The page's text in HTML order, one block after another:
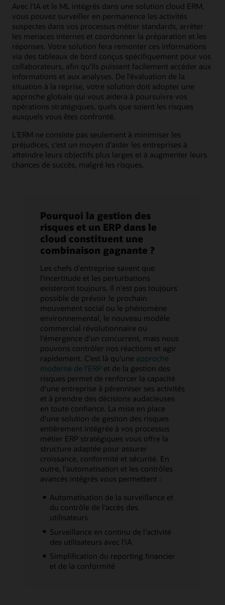
Avec l’IA et le ML intégrés dans une solution cloud ERM,
vous pouvez surveiller en permanence les activités
suspectes dans vos processus métier standards, arrêter
les menaces internes et coordonner la préparation et les
réponses. Votre solution fera remonter ces informations
via des tableaux de bord conçus spécifiquement pour vos
collaborateurs, afin qu’ils puissent facilement accéder aux
informations et aux analyses. De l’évaluation de la
situation à la reprise, votre solution doit adopter une
approche globale qui vous aidera à poursuivre vos
opérations stratégiques, quels que soient les risques
auxquels vous êtes confronté.
L’ERM ne consiste pas seulement à minimiser les
préjudices, c’est un moyen d’aider les entreprises à
atteindre leurs objectifs plus larges et à augmenter leurs
chances de succès, malgré les risques.
Pourquoi la gestion des
risques et un ERP dans le
cloud constituent une
combinaison gagnante ?
Les chefs d'entreprise savent que
l'incertitude et les perturbations
existeront toujours. Il n'est pas toujours
possible de prévoir le prochain
mouvement social ou le phénomène
environnemental, le nouveau modèle
commercial révolutionnaire ou
l'émergence d'un concurrent, mais nous
pouvons contrôler nos réactions et agir
rapidement. C'est là qu'une approche
moderne de l'ERP et de la gestion des
risques permet de renforcer la capacité
d'une entreprise à pérenniser ses activités
et à prendre des décisions audacieuses
en toute confiance. La mise en place
d'une solution de gestion des risques
entièrement intégrée à vos processus
métier ERP stratégiques vous offre la
structure adaptée pour assurer
croissance, conformité et sécurité. En
outre, l'automatisation et les contrôles
avancés intégrés vous permettent :
Automatisation de la surveillance et
du contrôle de l'accès des
utilisateurs
Surveillance en continu de l'activité
des utilisateurs avec l'IA
Simplification du reporting financier
et de la conformité